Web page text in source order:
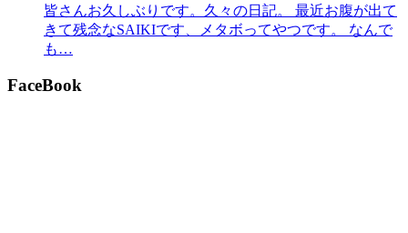
皆さんお久しぶりです。久々の日記。 最近お腹が出て
きて残念なSAIKIです、メタボってやつです。 なんで
も…
FaceBook